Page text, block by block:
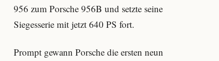
956 zum Porsche 956B und setzte seine
Siegesserie mit jetzt 640 PS fort.
Prompt gewann Porsche die ersten neun